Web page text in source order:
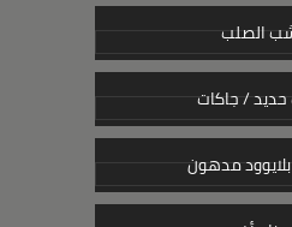
الصلب
/ جاكات
مدهون